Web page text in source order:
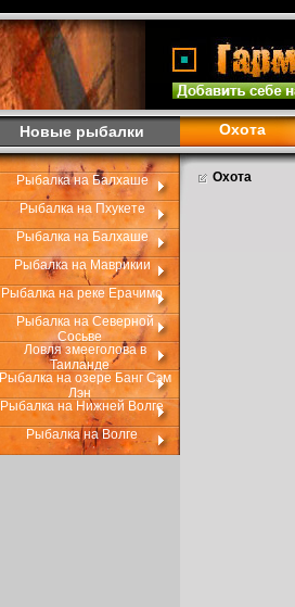
Новые рыбалки Охота
Рыбалка на Балхаше
Рыбалка на Пхукете
Рыбалка на Балхаше
Рыбалка на Маврикии
Рыбалка на реке Ерачимо
Рыбалка на Северной
Сосьве
Ловля змееголова в
Таиланде
Рыбалка на озере Банг Сэм
Лэн
Рыбалка на Нижней Волге
Рыбалка на Волге
Охота